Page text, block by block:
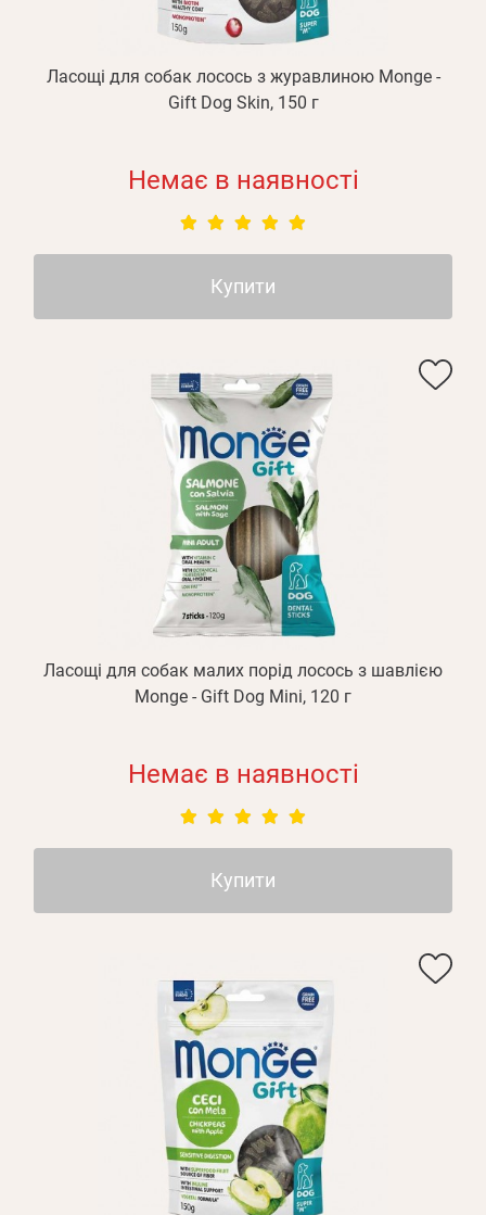
Ласощі для собак лосось з журавлиною Monge -
Gift Dog Skin, 150 г
Немає в наявності
Купити
Ласощі для собак малих порід лосоcь з шавлією
Monge - Gift Dog Mini, 120 г
Немає в наявності
Купити